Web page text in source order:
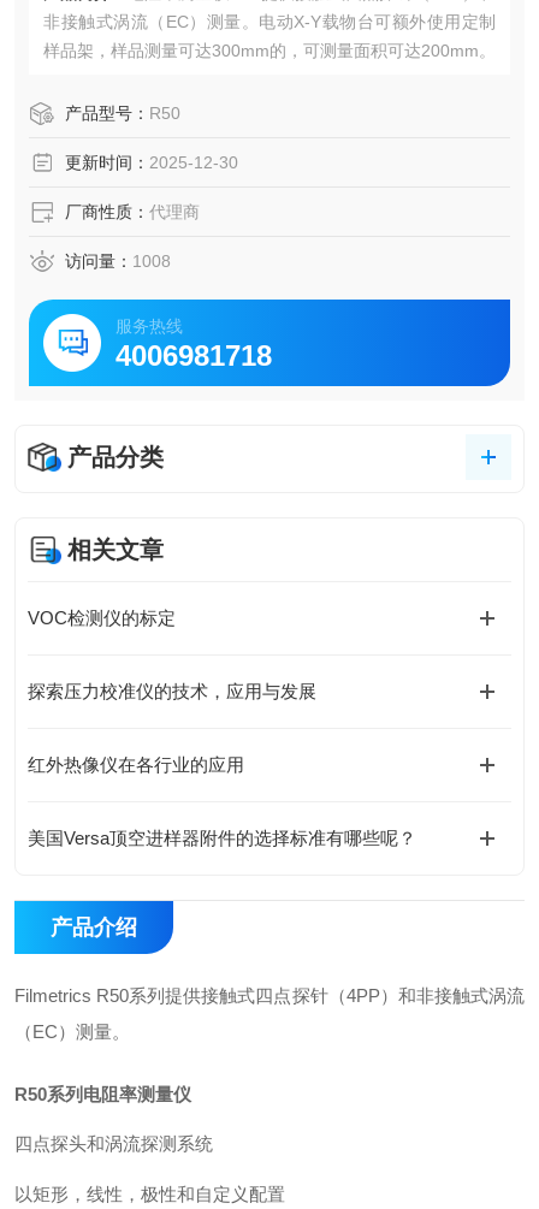
非接触式涡流（EC）测量。电动X-Y载物台可额外使用定制
样品架，样品测量可达300mm的，可测量面积可达200mm。
产品型号： R50
更新时间： 2025-12-30
厂商性质： 代理商
访问量： 1008
服务热线
4006981718
产品分类
相关文章
VOC检测仪的标定
探索压力校准仪的技术，应用与发展
红外热像仪在各行业的应用
美国Versa顶空进样器附件的选择标准有哪些呢？
产品介绍
Filmetrics R50系列提供接触式四点探针（4PP）和非接触式涡流
（EC）测量。
R50系列 电阻率测量仪
四点探头和涡流探测系统
以矩形，线性，极性和自定义配置